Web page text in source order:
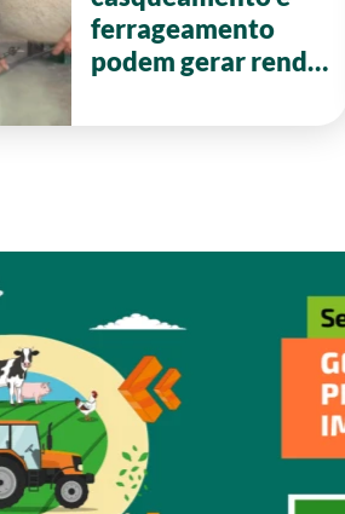
ferrageamento
podem gerar renda